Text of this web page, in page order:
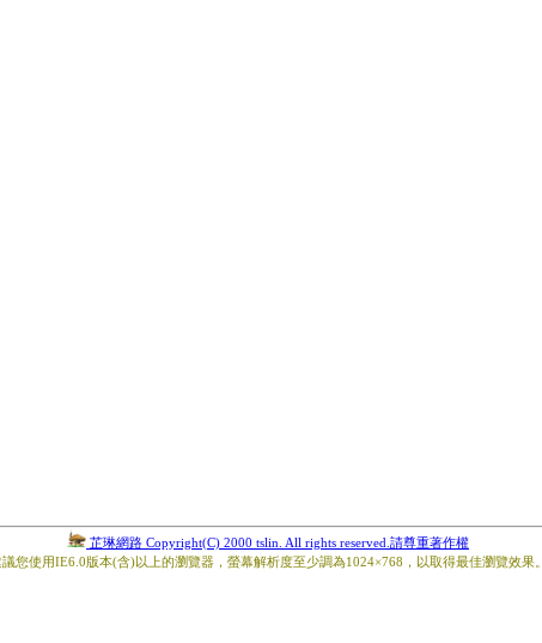
芷琳網路 Copyright(C) 2000 tslin. All rights reserved.請尊重著作權
您使用IE6.0版本(含)以上的瀏覽器，螢幕解析度至少調為1024×768，以取得最佳瀏覽效果。